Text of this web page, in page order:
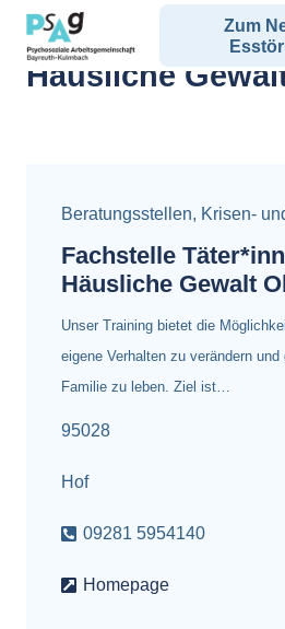
Zum
Alle Angebote zum Schlagwort:
Häusliche
Beratungsstellen, Krisen-
Fachstelle
Häusliche Gewalt
Unser Training bietet die
eigene Verhalten zu verändern
Familie zu leben. Ziel ist…
95028
Hof
09281 5954140
Homepage